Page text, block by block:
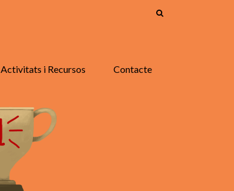
Activitats i Recursos Contacte